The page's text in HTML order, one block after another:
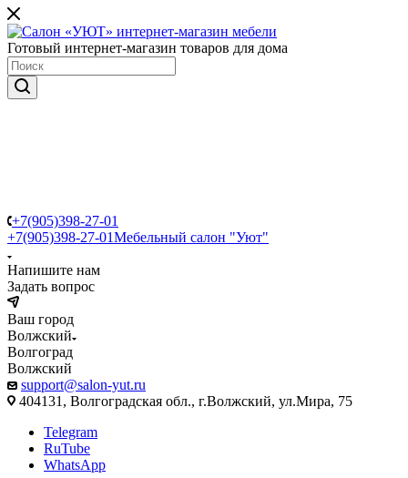
Готовый интернет-магазин товаров для дома
+7(905)398-27-01
+7(905)398-27-01Мебельный салон "Уют"
Напишите нам
Задать вопрос
Ваш город
Волжский
Волгоград
Волжский
support@salon-yut.ru
404131, Волгоградская обл., г.Волжский, ул.Мира, 75
Telegram
RuTube
WhatsApp